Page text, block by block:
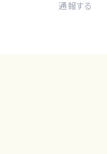
通報する